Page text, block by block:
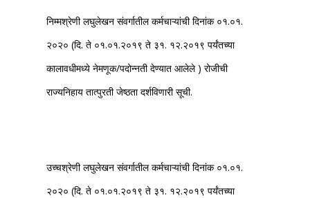
निम्मश्रेणी लघुलेखन संवर्गातील कर्मचाऱ्यांची दिनांक ०१.०१.
२०२० (दि. ते ०१.०१.२०१९ ते ३१. १२.२०१९ पर्यंतच्या
कालावधीमध्ये नेमणूक/पदोन्नती देण्यात आलेले ) रोजीची
राज्यनिहाय तात्पुरती जेष्ठता दर्शविणारी सूची.
उच्चश्रेणी लघुलेखन संवर्गातील कर्मचाऱ्यांची दिनांक ०१.०१.
२०२० (दि. ते ०१.०१.२०१९ ते ३१. १२.२०१९ पर्यंतच्या